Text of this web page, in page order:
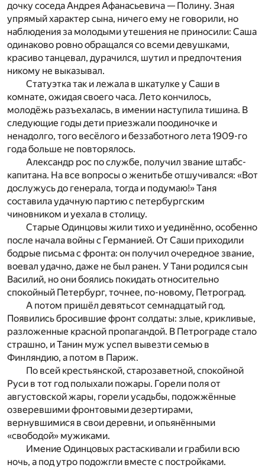
дочку соседа Андрея Афанасьевича — Полину. Зная
упрямый характер сына, ничего ему не говорили, но
наблюдения за молодыми утешения не приносили: Саша
одинаково ровно обращался со всеми девушками,
красиво танцевал, дурачился, шутил и предпочтения
никому не выказывал.
Статуэтка так и лежала в шкатулке у Саши в
комнате, ожидая своего часа. Лето кончилось,
молодёжь разъехалась, в имении наступила тишина. В
следующие годы дети приезжали поодиночке и
ненадолго, того весёлого и беззаботного лета 1909-го
года больше не повторялось.
Александр рос по службе, получил звание штабс-
капитана. На все вопросы о женитьбе отшучивался: «Вот
дослужусь до генерала, тогда и подумаю!» Таня
составила удачную партию с петербургским
чиновником и уехала в столицу.
Старые Одинцовы жили тихо и уединённо, особенно
после начала войны с Германией. От Саши приходили
бодрые письма с фронта: он получил очередное звание,
воевал удачно, даже не был ранен. У Тани родился сын
Василий, но они боялись покидать относительно
спокойный Петербург, точнее, по-новому, Петроград.
А потом пришёл девятьсот семнадцатый год.
Появились бросившие фронт солдаты: злые, крикливые,
разложенные красной пропагандой. В Петрограде стало
страшно, и Танин муж успел вывезти семью в
Финляндию, а потом в Париж.
По всей крестьянской, старозаветной, спокойной
Руси в тот год полыхали пожары. Горели поля от
августовской жары, горели усадьбы, подожжённые
озверевшими фронтовыми дезертирами,
вернувшимися в свои деревни, и опьянёнными
«свободой» мужиками.
Имение Одинцовых растаскивали и грабили всю
ночь, а под утро подожгли вместе с постройками.